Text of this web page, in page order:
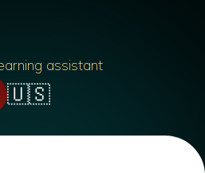
assistant
🇺🇸